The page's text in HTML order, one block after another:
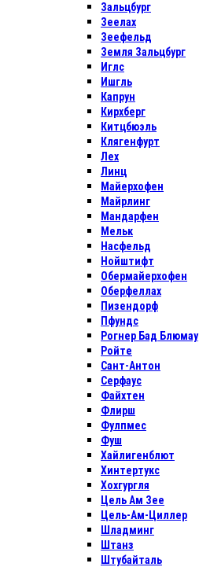
Зальцбург
Зеелах
Зеефельд
Земля Зальцбург
Иглс
Ишгль
Капрун
Кирхберг
Китцбюэль
Клягенфурт
Лех
Линц
Майерхофен
Майрлинг
Мандарфен
Мельк
Насфельд
Нойштифт
Обермайерхофен
Оберфеллах
Пизендорф
Пфундс
Рогнер Бад Блюмау
Ройте
Сант-Антон
Серфаус
Файхтен
Флирш
Фулпмес
Фуш
Хайлигенблют
Хинтертукс
Хохгургля
Цель Ам Зее
Цель-Ам-Циллер
Шладминг
Штанз
Штубайталь